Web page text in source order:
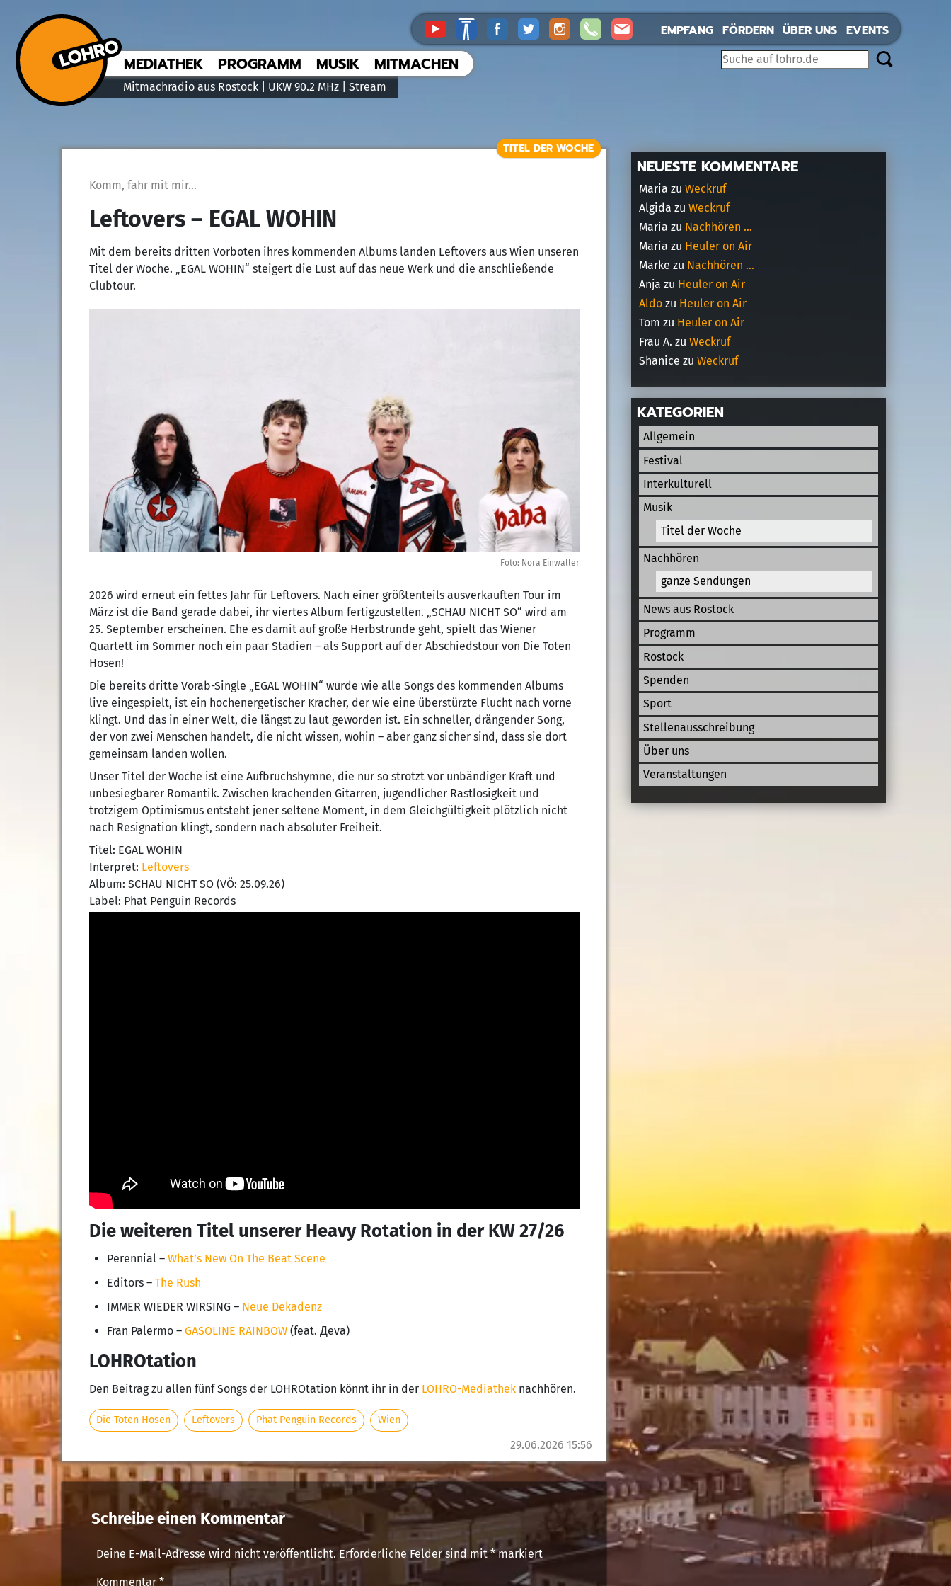
Mitmachradio aus Rostock | UKW 90.2 MHz | Stream
EMPFANG FÖRDERN ÜBER UNS EVENTS
MEDIATHEK PROGRAMM MUSIK MITMACHEN
TITEL DER WOCHE
29.06.2026 15:56
Komm, fahr mit mir...
Leftovers – EGAL WOHIN
Mit dem bereits dritten Vorboten ihres kommenden Albums landen Leftovers aus Wien unseren
Titel der Woche. „EGAL WOHIN“ steigert die Lust auf das neue Werk und die anschließende
Clubtour.
Foto: Nora Einwaller
2026 wird erneut ein fettes Jahr für Leftovers. Nach einer größtenteils ausverkauften Tour im
März ist die Band gerade dabei, ihr viertes Album fertigzustellen. „SCHAU NICHT SO“ wird am
25. September erscheinen. Ehe es damit auf große Herbstrunde geht, spielt das Wiener
Quartett im Sommer noch ein paar Stadien – als Support auf der Abschiedstour von Die Toten
Hosen!
Die bereits dritte Vorab-Single „EGAL WOHIN“ wurde wie alle Songs des kommenden Albums
live eingespielt, ist ein hochenergetischer Kracher, der wie eine überstürzte Flucht nach vorne
klingt. Und das in einer Welt, die längst zu laut geworden ist. Ein schneller, drängender Song,
der von zwei Menschen handelt, die nicht wissen, wohin – aber ganz sicher sind, dass sie dort
gemeinsam landen wollen.
Unser Titel der Woche ist eine Aufbruchshymne, die nur so strotzt vor unbändiger Kraft und
unbesiegbarer Romantik. Zwischen krachenden Gitarren, jugendlicher Rastlosigkeit und
trotzigem Optimismus entsteht jener seltene Moment, in dem Gleichgültigkeit plötzlich nicht
nach Resignation klingt, sondern nach absoluter Freiheit.
Titel: EGAL WOHIN
Interpret: Leftovers
Album: SCHAU NICHT SO (VÖ: 25.09.26)
Label: Phat Penguin Records
Die weiteren Titel unserer Heavy Rotation in der KW 27/26
Perennial – What’s New On The Beat Scene
Editors – The Rush
IMMER WIEDER WIRSING – Neue Dekadenz
Fran Palermo – GASOLINE RAINBOW(feat. Дeva)
LOHROtation
Den Beitrag zu allen fünf Songs der LOHROtation könnt ihr in der LOHRO-Mediatheknachhören.
Die Toten Hosen Leftovers Phat Penguin Records Wien
Schreibe einen Kommentar
Deine E-Mail-Adresse wird nicht veröffentlicht. Erforderliche Felder sind mit*markiert
Kommentar *
NEUESTE KOMMENTARE
Maria zu Weckruf
Algida zu Weckruf
Maria zu Nachhören …
Maria zu Heuler on Air
Marke zu Nachhören …
Anja zu Heuler on Air
Aldo zu Heuler on Air
Tom zu Heuler on Air
Frau A. zu Weckruf
Shanice zu Weckruf
KATEGORIEN
Allgemein
Festival
Interkulturell
Musik
Titel der Woche
Nachhören
ganze Sendungen
News aus Rostock
Programm
Rostock
Spenden
Sport
Stellenausschreibung
Über uns
Veranstaltungen